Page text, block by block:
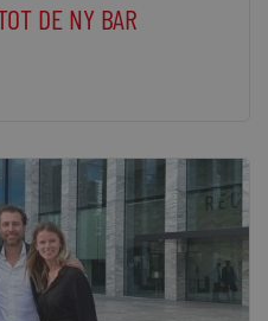
DE NY BAR